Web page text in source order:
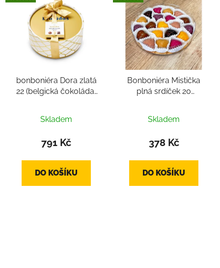
bonboniéra Dora zlatá
22 (belgická čokoláda,
hodnocení
produktu
z
Skladem
791 Kč
DO KOŠÍKU
Bonboniéra Mistička
plná srdíček 20
Skladem
378 Kč
DO KOŠÍKU